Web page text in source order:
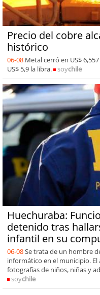
Precio del cobre
histórico
06-08 Metal cerró en US$
US$ 5,9 la libra.
soychile
Huechuraba:
detenido tras
infantil en su
06-08Se trata de un hombre
informático en el municipio.
fotografías de niños, niñas y
soychile